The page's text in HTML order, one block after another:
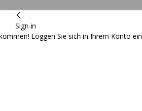
Sign in
Loggen Sie sich in Ihrem Konto ein